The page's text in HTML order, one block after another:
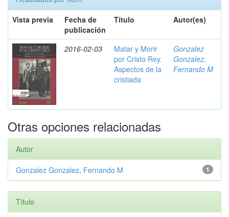
Vista previa
Fecha de
publicación
Título Autor(es)
2016-02-03
Matar y Morir
por Cristo Rey.
Aspectos de la
cristiada
Gonzalez
Gonzalez,
Fernando M
Otras opciones relacionadas
Autor
1
Gonzalez Gonzalez, Fernando M
Título